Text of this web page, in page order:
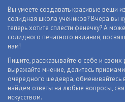
Вы умеете создавать красивые вещи
солидная школа учеников? Вчера вы
теперь хотите сплести фенечку? А
солидного печатного издания,
нам!
Пишите, рассказывайте о себе и своих
выражайте мнение, делитесь
очередного шедевра, обменивайтесь
найдем ответы на любые вопросы,
искусством.